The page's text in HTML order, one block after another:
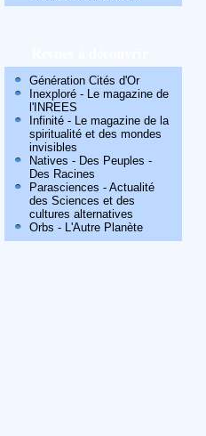
Génération Cités d'Or
Inexploré - Le magazine de
l'INREES
Infinité - Le magazine de la
spiritualité et des mondes
invisibles
Natives - Des Peuples -
Des Racines
Parasciences - Actualité
des Sciences et des
cultures alternatives
Orbs - L'Autre Planète